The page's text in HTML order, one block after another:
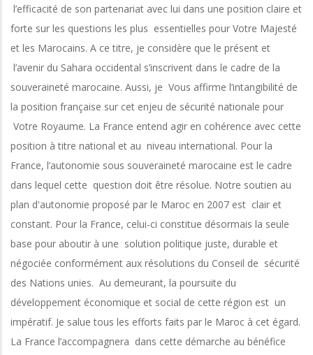
l’efficacité de son partenariat avec lui dans une position claire et
forte sur les questions les plus essentielles pour Votre Majesté
et les Marocains. A ce titre, je considère que le présent et
l’avenir du Sahara occidental s’inscrivent dans le cadre de la
souveraineté marocaine. Aussi, je Vous affirme l’intangibilité de
la position française sur cet enjeu de sécurité nationale pour
Votre Royaume. La France entend agir en cohérence avec cette
position à titre national et au niveau international. Pour la
France, l’autonomie sous souveraineté marocaine est le cadre
dans lequel cette question doit être résolue. Notre soutien au
plan d'autonomie proposé par le Maroc en 2007 est clair et
constant. Pour la France, celui-ci constitue désormais la seule
base pour aboutir à une solution politique juste, durable et
négociée conformément aux résolutions du Conseil de sécurité
des Nations unies. Au demeurant, la poursuite du
développement économique et social de cette région est un
impératif. Je salue tous les efforts faits par le Maroc à cet égard.
La France l’accompagnera dans cette démarche au bénéfice